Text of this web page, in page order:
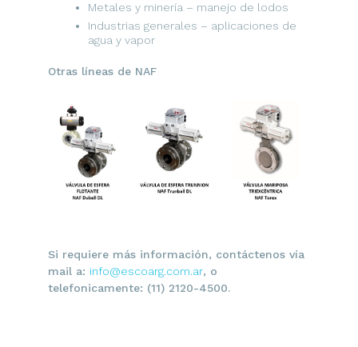
Metales y minería – manejo de lodos
Industrias generales – aplicaciones de
agua y vapor
Otras líneas de NAF
Si requiere más información, contáctenos vía
mail a: info@escoarg.com.ar, o
telefonicamente: (11) 2120-4500.